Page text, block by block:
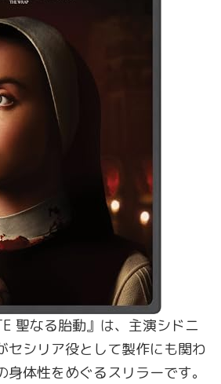
聖なる胎動』は、主演シドニ
セシリア役として製作にも関わ
身体性をめぐるスリラーです。